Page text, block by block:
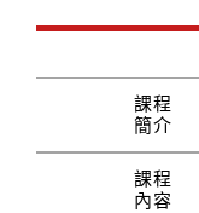
課程
簡介
課程
內容